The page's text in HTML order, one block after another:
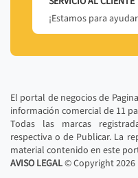
¡Estamos para
El portal de negocios de
información comercial de 11
Todas las marcas
respectiva o de Publicar. La
material contenido en este
AVISO LEGAL© Copyright2026